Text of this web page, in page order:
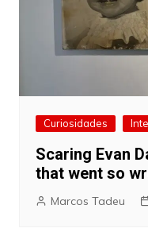
Curiosidades
Scaring Evan
that went so
Marcos Tadeu